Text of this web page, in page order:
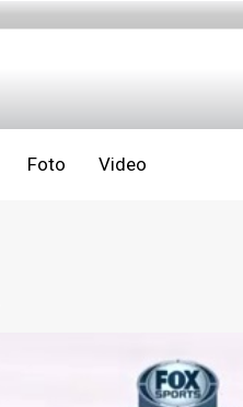
Foto Video